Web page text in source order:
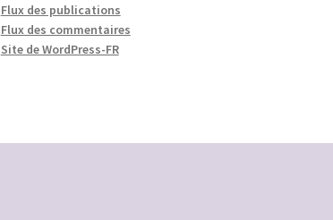
Flux des publications
Flux des commentaires
Site de WordPress-FR